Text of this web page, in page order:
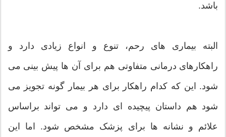
باشد.
البته بیماری های رحم، تنوع و انواع زیادی دارد و
راهکارهای درمانی متفاوتی هم برای آن ها پیش بینی می
شود. این که کدام راهکار برای هر بیمار گونه تجویز می
شود هم داستان پیچیده ای دارد و می تواند براساس
علائم و نشانه ها برای پزشک مشخص شود. اما این